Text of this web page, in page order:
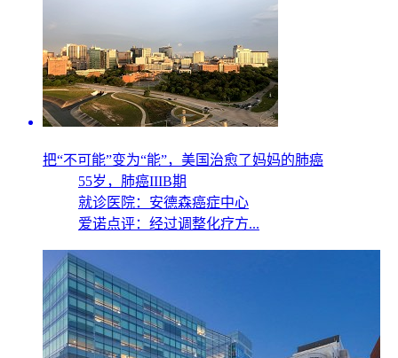
把“不可能”变为“能”，美国治愈了妈妈的肺癌
55岁， 肺癌IIIB期
就诊医院：安德森癌症中心
爱诺点评：经过调整化疗方...